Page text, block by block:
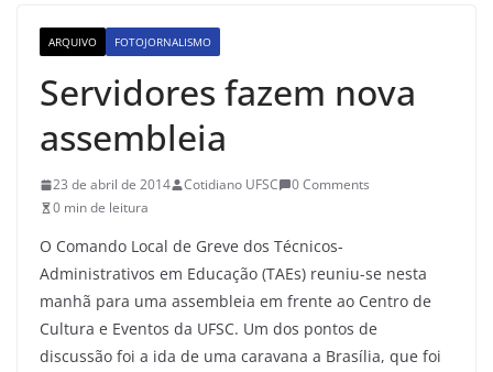
ARQUIVO FOTOJORNALISMO
Servidores fazem nova
assembleia
23 de abril de 2014 Cotidiano UFSC
0 Comments
0 min de leitura
O Comando Local de Greve dos Técnicos-
Administrativos em Educação (TAEs) reuniu-se nesta
manhã para uma assembleia em frente ao Centro de
Cultura e Eventos da UFSC. Um dos pontos de
discussão foi a ida de uma caravana a Brasília, que foi